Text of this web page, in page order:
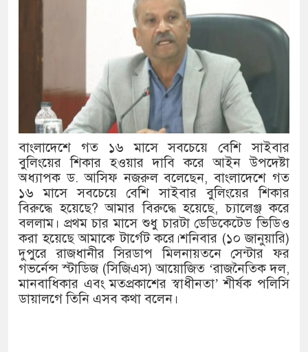
আলাল
‘গুলশানের চামেলি’তে ভিন্ন রূপে
যৌনকর্মীর দালাল চরিত্রে
সারজিস-পাটোয়ারীসহ ১০ জনের
গুলশান থেকে সাবেক মন্ত্রী লতিফ
‘স্কুটি নাকি গোল্ড?’ ক্যাম্পেইনের
এর ফ্রিডম ব্র্যান্ড, বাড়ল ক্যাম্পেইনের
সংবিধান অনুযায়ী যথাসময়ে রাষ্ট্রপতি
১৫২২ পুলিশ সদস্যকে চাকরিতে
খিলক্ষেত থানা বিএনপির যুগ্ম
বাংলাদেশে গত ১৬ মাসে সবচেয়ে বেশি সাইবার
বুলিংয়ের শিকার হওয়ার দাবি করে আইন উপদেষ্টা
অধ্যাপক ড. আসিফ নজরুল বলেছেন, বাংলাদেশে গত
১৬ মাসে সবচেয়ে বেশি সাইবার বুলিংয়ের শিকার
বিরুদ্ধে হয়েছে? আমার বিরুদ্ধে হয়েছে, চ্যালেঞ্জ করে
বললাম। প্রথম চার মাসে শুধু চারটা ডেডিকেটেড ভিডিও
করা হয়েছে আমাকে টার্গেট করে।শনিবার (১০ জানুয়ারি)
দুপুরে রাজধানীর সিরডাপ মিলনায়তনে সেন্টার ফর
গভর্নেন্স স্টাডিজ (সিজিএস) আয়োজিত ‘রাজনৈতিক দল,
মানবাধিকার এবং মতপ্রকাশের স্বাধীনতা’ শীর্ষক পলিসি
ডায়ালগে তিনি এসব কথা বলেন।